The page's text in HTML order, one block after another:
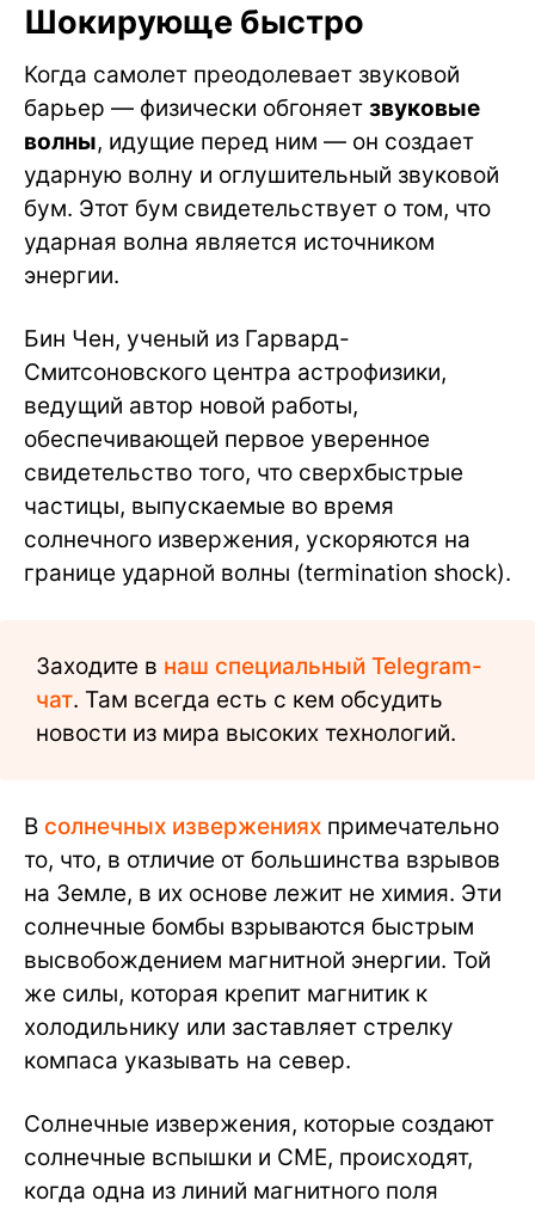
Шокирующе быстро
Когда самолет преодолевает звуковой
барьер — физически обгоняет звуковые
волны, идущие перед ним — он создает
ударную волну и оглушительный звуковой
бум. Этот бум свидетельствует о том, что
ударная волна является источником
энергии.
Бин Чен, ученый из Гарвард-
Смитсоновского центра астрофизики,
ведущий автор новой работы,
обеспечивающей первое уверенное
свидетельство того, что сверхбыстрые
частицы, выпускаемые во время
солнечного извержения, ускоряются на
границе ударной волны (termination shock).
Заходите в наш специальный Telegram-
чат. Там всегда есть с кем обсудить
новости из мира высоких технологий.
В солнечных извержениях примечательно
то, что, в отличие от большинства взрывов
на Земле, в их основе лежит не химия. Эти
солнечные бомбы взрываются быстрым
высвобождением магнитной энергии. Той
же силы, которая крепит магнитик к
холодильнику или заставляет стрелку
компаса указывать на север.
Солнечные извержения, которые создают
солнечные вспышки и CME, происходят,
когда одна из линий магнитного поля